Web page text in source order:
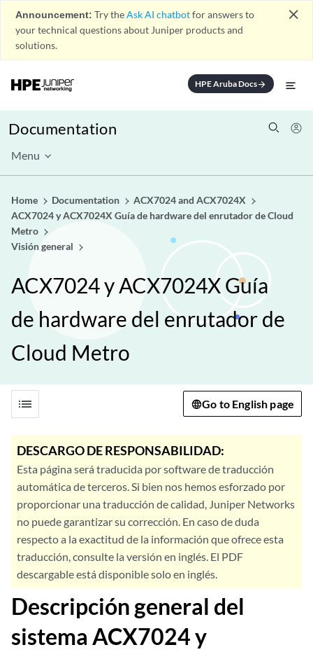
Announcement: Try theAsk AI chatbotfor answers to
your technical questions about Juniper products and
solutions.
close
HPE Aruba Docsarrow_forward
Documentation
Menu
Home Documentation
ACX7024 and ACX7024X
ACX7024 y ACX7024X Guía de hardware del enrutador de Cloud
Metro
Visión general
ACX7024 y ACX7024X Guía
de hardware del enrutador de
Cloud Metro
list Go to English page
DESCARGO DE RESPONSABILIDAD:
Esta página será traducida por software de traducción
automática de terceros. Si bien nos hemos esforzado por
proporcionar una traducción de calidad, Juniper Networks
no puede garantizar su corrección. En caso de duda
respecto a la exactitud de la información que ofrece esta
traducción, consulte la versión en inglés. El PDF
descargable está disponible solo en inglés.
Descripción general del
sistema ACX7024y